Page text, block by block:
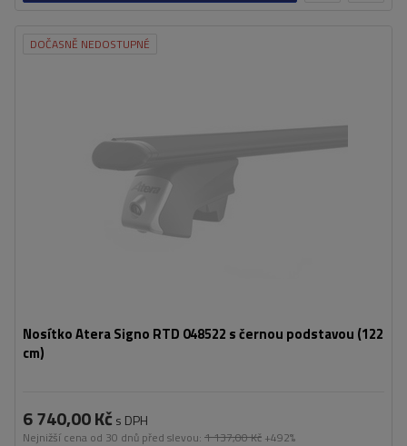
DOČASNĚ NEDOSTUPNÉ
Nosítko Atera Signo RTD 048522 s černou podstavou (122
cm)
6 740,00 Kč s DPH
Nejnižší cena od 30 dnů před slevou: 1 137,00 Kč +492%